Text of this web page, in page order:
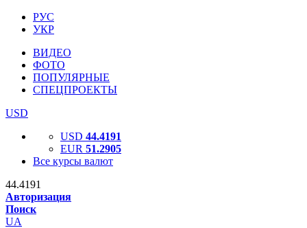
РУС
УКР
ВИДЕО
ФОТО
ПОПУЛЯРНЫЕ
СПЕЦПРОЕКТЫ
USD
USD 44.4191
EUR 51.2905
Все курсы валют
44.4191
Авторизация
Поиск
UA